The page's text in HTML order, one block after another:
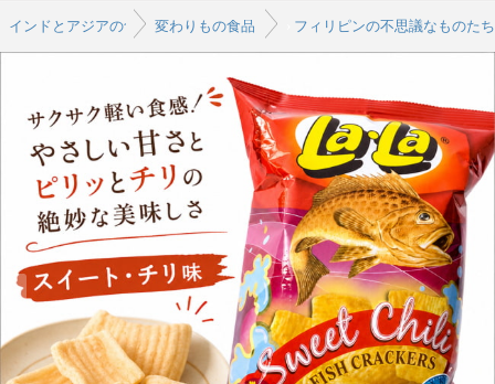
インドとアジアの食品・食材変わりもの食品 フィリピンの不思議なものたち
‹